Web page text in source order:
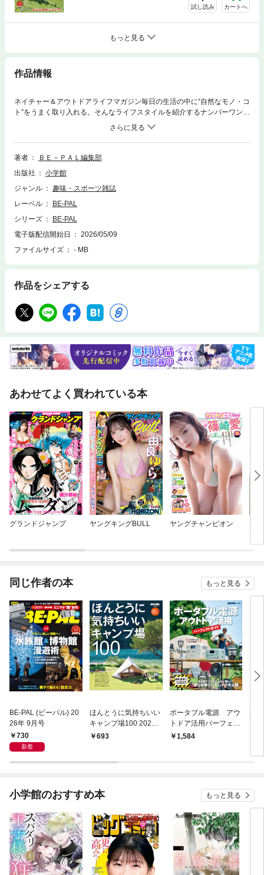
試し読み カートへ
もっと見る
作品情報
ネイチャー＆アウトドアライフマガジン毎日の生活の中に“自然なモノ・コ
ト”をうまく取り入れる。そんなライフスタイルを紹介するナンバーワン・
メディア。キャンプやアウトドアを楽しみながら、本当に大切なことも考
える。自然や地球環境、そして生きる力を考え続ける、SDGｓ時代のリー
ディング・マガジンです。※電子版には付録はつきません。※電子版からは
応募できない懸賞などがございます。※電子版では、掲載されないページ
がございます。※この作品はカラー版です。お使いの端末によっては、一
部読みづらい場合がございます。
著者
ＢＥ－ＰＡＬ編集部
出版社
小学館
ジャンル
趣味・スポーツ雑誌
レーベル
BE-PAL
シリーズ
BE-PAL
電子版配信開始日
2026/05/09
ファイルサイズ
- MB
作品をシェアする
あわせてよく買われている本
グランドジャンプ ヤングキングBULL ヤングチャンピオン
同じ作者の本 もっと見る
BE-PAL (ビーパル) 20
26年 9月号
730
新着
ほんとうに気持ちいい
キャンプ場100 2021/2
022年版
693
ポータブル電源 アウ
トドア活用パーフェク
トガイド
1,584
完
小学館のおすすめ本 もっと見る